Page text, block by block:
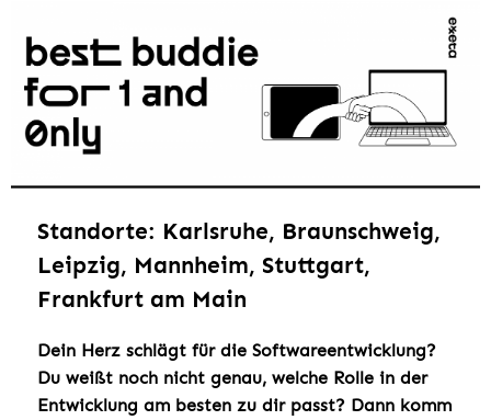
Standorte: Karlsruhe, Braunschweig,
Leipzig, Mannheim, Stuttgart,
Frankfurt am Main
Dein Herz schlägt für die Softwareentwicklung?
Du weißt noch nicht genau, welche Rolle in der
Entwicklung am besten zu dir passt? Dann komm